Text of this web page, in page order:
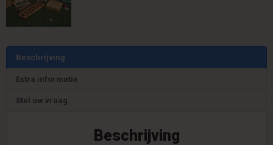
Beschrijving
Extra informatie
Stel uw vraag
Beschrijving